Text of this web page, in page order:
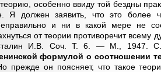
особенно ввиду той бездны
Я должен заявить, что это
и ни в какой мере не
от теории противоречит
И.В. Соч. Т. 6. — М., 1947. С.
формулой о соотношении
прежде он поясняет, что такое